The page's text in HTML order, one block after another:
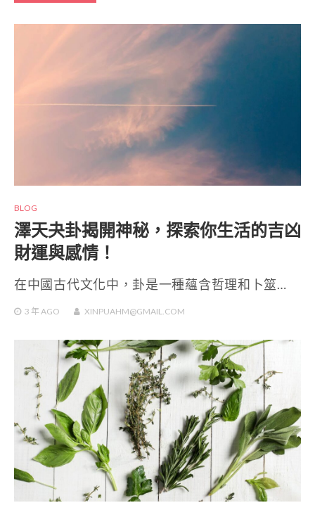
BLOG
澤天夬卦揭開神秘，探索你生活的吉凶
財運與感情！
在中國古代文化中，卦是一種蘊含哲理和卜筮…
3 年 AGO XINPUAHM@GMAIL.COM